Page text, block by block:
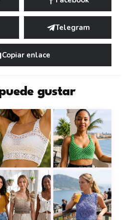
Telegram
Copiar enlace
gustar
con flores bordadas: un
puntos calados,
Este top verde a